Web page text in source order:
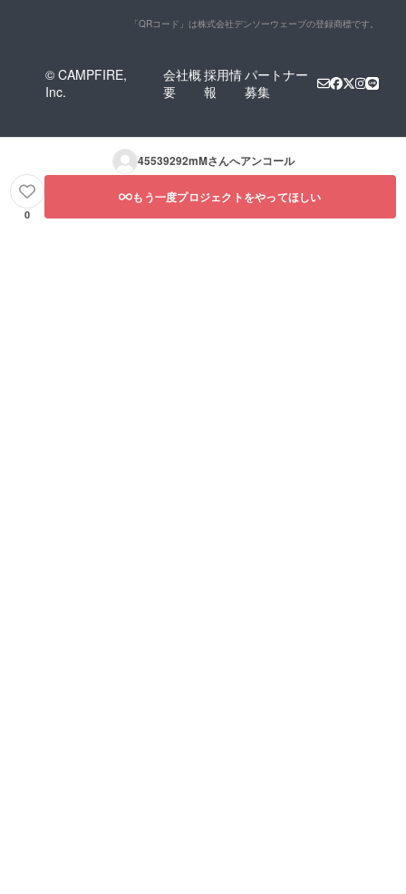
「QRコード」は株式会社デンソーウェーブの登録商標です。
© CAMPFIRE,
Inc.
会社概
要
採用情
報
パートナー
募集
45539292mMさんへアンコール
0
もう一度プロジェクトをやってほしい